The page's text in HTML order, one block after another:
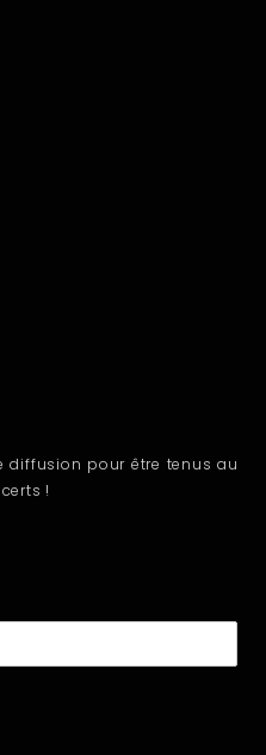
diffusion pour être tenus au
!